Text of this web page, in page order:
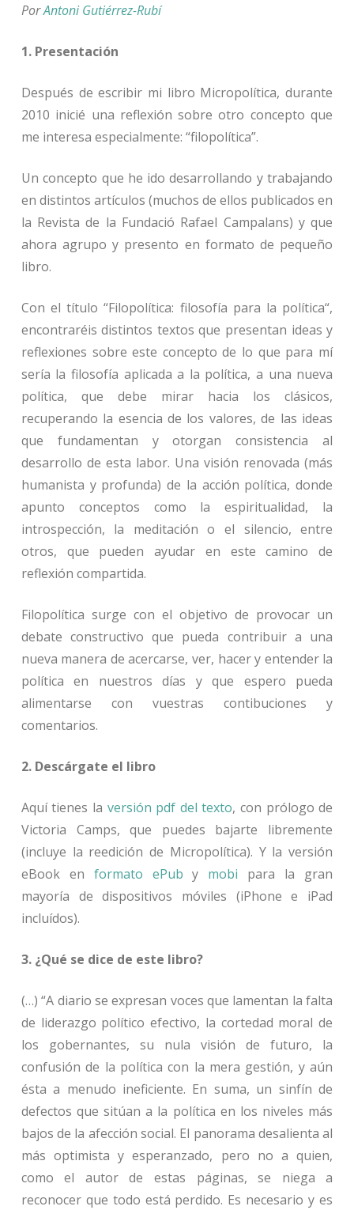
PorAntoni Gutiérrez-Rubí
1. Presentación
Después de escribir mi libro Micropolítica, durante
2010 inicié una reflexión sobre otro concepto que
me interesa especialmente: “filopolítica”.
Un concepto que he ido desarrollando y trabajando
en distintos artículos (muchos de ellos publicados en
la Revista de la Fundació Rafael Campalans) y que
ahora agrupo y presento en formato de pequeño
libro.
Con el título “Filopolítica: filosofía para la política“,
encontraréis distintos textos que presentan ideas y
reflexiones sobre este concepto de lo que para mí
sería la filosofía aplicada a la política, a una nueva
política, que debe mirar hacia los clásicos,
recuperando la esencia de los valores, de las ideas
que fundamentan y otorgan consistencia al
desarrollo de esta labor. Una visión renovada (más
humanista y profunda) de la acción política, donde
apunto conceptos como la espiritualidad, la
introspección, la meditación o el silencio, entre
otros, que pueden ayudar en este camino de
reflexión compartida.
Filopolítica surge con el objetivo de provocar un
debate constructivo que pueda contribuir a una
nueva manera de acercarse, ver, hacer y entender la
política en nuestros días y que espero pueda
alimentarse con vuestras contibuciones y
comentarios.
2. Descárgate el libro
Aquí tienes la versión pdf del texto, con prólogo de
Victoria Camps, que puedes bajarte libremente
(incluye la reedición de Micropolítica). Y la versión
eBook en formato ePub y mobi para la gran
mayoría de dispositivos móviles (iPhone e iPad
incluídos).
3. ¿Qué se dice de este libro?
(…) “A diario se expresan voces que lamentan la falta
de liderazgo político efectivo, la cortedad moral de
los gobernantes, su nula visión de futuro, la
confusión de la política con la mera gestión, y aún
ésta a menudo ineficiente. En suma, un sinfín de
defectos que sitúan a la política en los niveles más
bajos de la afección social. El panorama desalienta al
más optimista y esperanzado, pero no a quien,
como el autor de estas páginas, se niega a
reconocer que todo está perdido. Es necesario y es